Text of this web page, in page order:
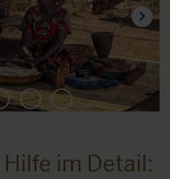
3 4
im Detail: